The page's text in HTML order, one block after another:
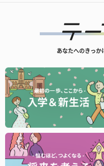
あなたへのきっか